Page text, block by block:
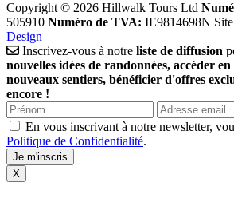
Copyright © 2026 Hillwalk Tours Ltd
505910 Numéro de TVA: IE9814698N
Design
Inscrivez-vous à notre liste de diffusion
nouvelles idées de randonnées, accéder
nouveaux sentiers, bénéficier d'offres
encore !
En vous inscrivant à notre newsletter,
Politique de Confidentialité.
X